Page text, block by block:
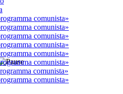
comunista»
comunista»
comunista»
comunista»
comunista»
comunista»
comunista»
comunista»